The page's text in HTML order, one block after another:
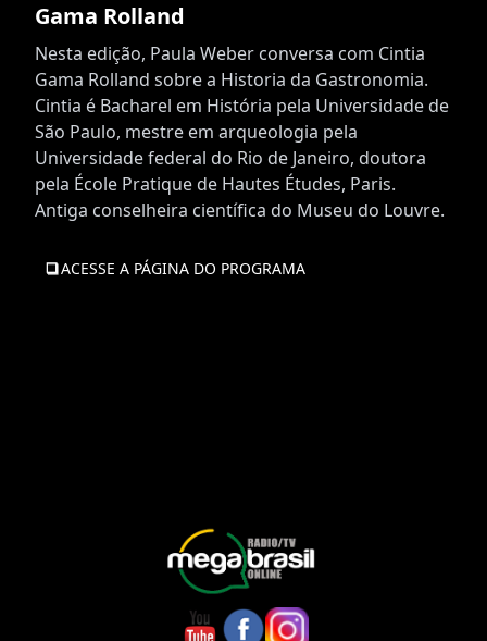
Gama Rolland
Nesta edição, Paula Weber conversa com Cintia
Gama Rolland sobre a Historia da Gastronomia.
Cintia é Bacharel em História pela Universidade de
São Paulo, mestre em arqueologia pela
Universidade federal do Rio de Janeiro, doutora
pela École Pratique de Hautes Études, Paris.
Antiga conselheira científica do Museu do Louvre.
ACESSE A PÁGINA DO PROGRAMA